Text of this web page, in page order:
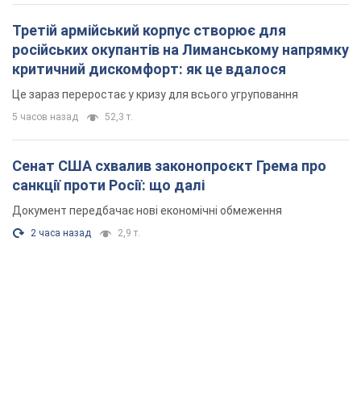
Третій армійський корпус створює для
російських окупантів на Лиманському напрямку
критичний дискомфорт: як це вдалося
Це зараз переростає у кризу для всього угруповання
5 часов назад 52,3 т.
Сенат США схвалив законопроєкт Грема про
санкції проти Росії: що далі
Документ передбачає нові економічні обмеження
2 часа назад 2,9 т.